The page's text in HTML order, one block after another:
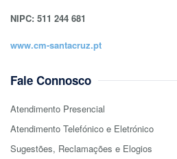
NIPC: 511 244 681
www.cm-santacruz.pt
Fale Connosco
Atendimento Presencial
Atendimento Telefónico e Eletrónico
Sugestões, Reclamações e Elogios